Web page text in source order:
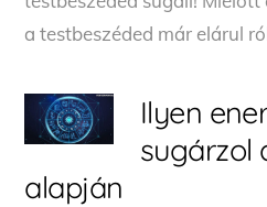
a testbeszéded már elárul
Ilyen
sugárzol
alapján